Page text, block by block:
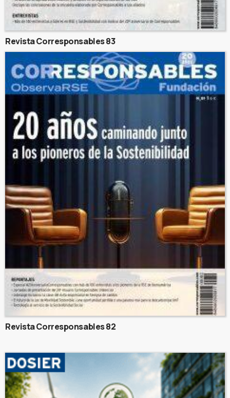
Revista Corresponsables 83
Revista Corresponsables 82